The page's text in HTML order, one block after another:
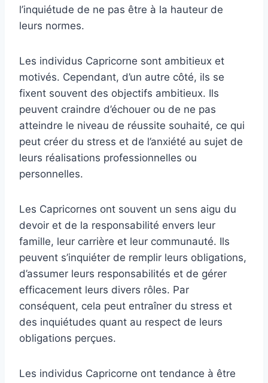
l’inquiétude de ne pas être à la hauteur de
leurs normes.
Les individus Capricorne sont ambitieux et
motivés. Cependant, d’un autre côté, ils se
fixent souvent des objectifs ambitieux. Ils
peuvent craindre d’échouer ou de ne pas
atteindre le niveau de réussite souhaité, ce qui
peut créer du stress et de l’anxiété au sujet de
leurs réalisations professionnelles ou
personnelles.
Les Capricornes ont souvent un sens aigu du
devoir et de la responsabilité envers leur
famille, leur carrière et leur communauté. Ils
peuvent s’inquiéter de remplir leurs obligations,
d’assumer leurs responsabilités et de gérer
efficacement leurs divers rôles. Par
conséquent, cela peut entraîner du stress et
des inquiétudes quant au respect de leurs
obligations perçues.
Les individus Capricorne ont tendance à être